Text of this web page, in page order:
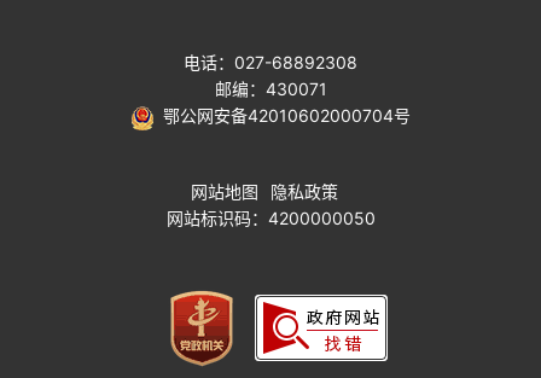
电话：027-68892308
邮编：430071
鄂公网安备42010602000704号
网站地图
隐私政策
网站标识码：4200000050